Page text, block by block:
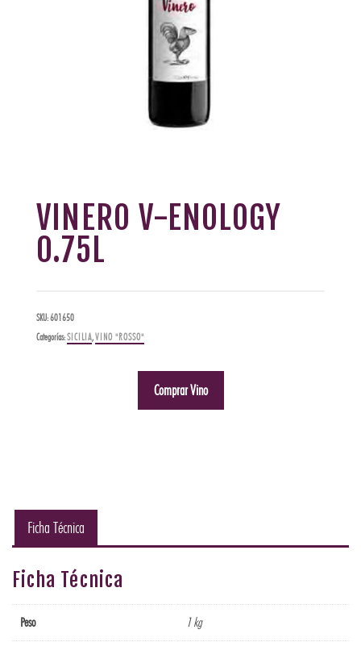
VINERO V-ENOLOGY
0.75L
SKU:601650
Categorías:SICILIA,VINO "ROSSO"
Comprar Vino
Ficha Técnica
Ficha Técnica
Peso 1 kg